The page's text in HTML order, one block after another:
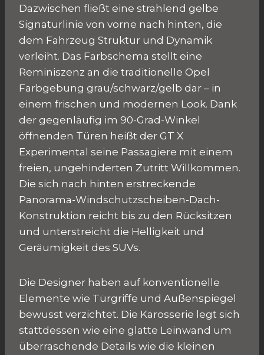
Dazwischen fließt eine strahlend gelbe
Signaturlinie von vorne nach hinten, die
dem Fahrzeug Struktur und Dynamik
verleiht. Das Farbschema stellt eine
Reminiszenz an die traditionelle Opel
Farbgebung grau/schwarz/gelb dar – in
einem frischen und modernen Look. Dank
der gegenläufig im 90-Grad-Winkel
öffnenden Türen heißt der GT X
Experimental seine Passagiere mit einem
freien, ungehinderten Zutritt Willkommen.
Die sich nach hinten erstreckende
Panorama-Windschutzscheiben-Dach-
Konstruktion reicht bis zu den Rücksitzen
und unterstreicht die Helligkeit und
Geräumigkeit des SUVs.
Die Designer haben auf konventionelle
Elemente wie Türgriffe und Außenspiegel
bewusst verzichtet. Die Karosserie legt sich
stattdessen wie eine glatte Leinwand um
überraschende Details wie die kleinen